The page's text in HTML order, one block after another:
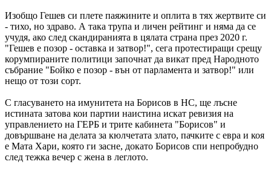
Изобщо Гешев си плете паяжините и оплита в тях жертвите си
- тихо, но здраво. А така трупа и личен рейтинг и няма да се
учудя, ако след скандиранията в цялата страна през 2020 г.
"Гешев е позор - оставка и затвор!", сега протестиращи срещу
корумпираните политици започнат да викат пред Народното
събрание "Бойко е позор - вън от парламента и затвор!" или
нещо от този сорт.
С гласуването на имунитета на Борисов в НС, ще лъсне
истината затова кои партии наистина искат ревизия на
управлението на ГЕРБ и трите кабинета "Борисов" и
довършване на делата за кюлчетата злато, пачките с евра и коя
е Мата Хари, която ги засне, докато Борисов спи непробудно
след тежка вечер с жена в леглото.